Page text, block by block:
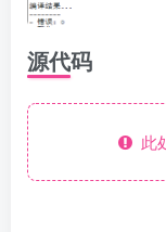
源代码
此